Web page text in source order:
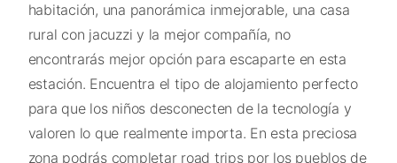
habitación, una panorámica inmejorable, una casa
rural con jacuzzi y la mejor compañía, no
encontrarás mejor opción para escaparte en esta
estación. Encuentra el tipo de alojamiento perfecto
para que los niños desconecten de la tecnología y
valoren lo que realmente importa. En esta preciosa
zona podrás completar road trips por los pueblos de